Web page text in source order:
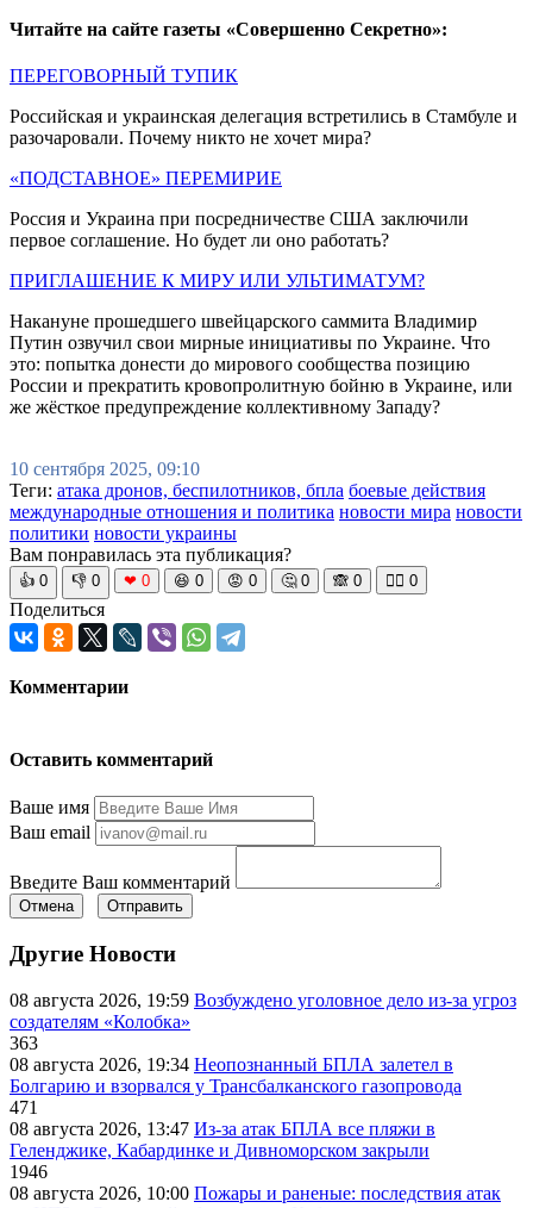
Читайте на сайте газеты «Совершенно Секретно»:
ПЕРЕГОВОРНЫЙ ТУПИК
Российская и украинская делегация встретились в Стамбуле и
разочаровали. Почему никто не хочет мира?
«ПОДСТАВНОЕ» ПЕРЕМИРИЕ
Россия и Украина при посредничестве США заключили
первое соглашение. Но будет ли оно работать?
ПРИГЛАШЕНИЕ К МИРУ ИЛИ УЛЬТИМАТУМ?
Накануне прошедшего швейцарского саммита Владимир
Путин озвучил свои мирные инициативы по Украине. Что
это: попытка донести до мирового сообщества позицию
России и прекратить кровопролитную бойню в Украине, или
же жёсткое предупреждение коллективному Западу?
10 сентября 2025, 09:10
Теги: атака дронов, беспилотников, бпла боевые действия
международные отношения и политика новости мира новости
политики новости украины
Вам понравилась эта публикация?
👍 0 👎 0 ❤ 0 😆 0 😡 0 🤔 0 🙈 0 🧘‍♀️ 0
Поделиться
Комментарии
Оставить комментарий
Ваше имя
Ваш email
Введите Ваш комментарий
Отмена Отправить
Другие Новости
08 августа 2026, 19:59 Возбуждено уголовное дело из-за угроз
создателям «Колобка»
363
08 августа 2026, 19:34 Неопознанный БПЛА залетел в
Болгарию и взорвался у Трансбалканского газопровода
471
08 августа 2026, 13:47 Из-за атак БПЛА все пляжи в
Геленджике, Кабардинке и Дивноморском закрыли
1946
08 августа 2026, 10:00 Пожары и раненые: последствия атак